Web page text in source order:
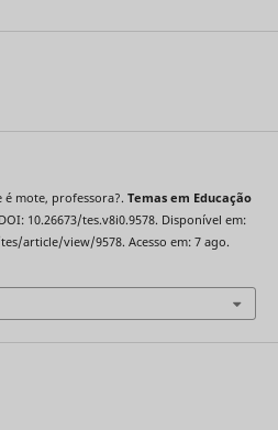
é mote, professora?. Temas em Educação
10.26673/tes.v8i0.9578. Disponível em:
article/view/9578. Acesso em: 7 ago.